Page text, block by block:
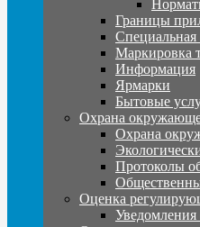
Границы
Специальная
Маркировка
Информация
Ярмарки
Бытовые
Охрана
Охрана
Протоколы
Оценка
Уведомления